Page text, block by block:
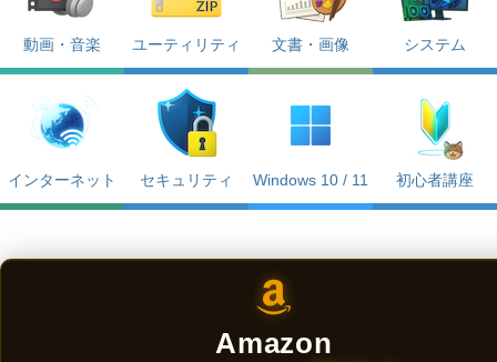
動画・音楽 ユーティリティ 文書・画像 システム
インターネット セキュリティ Windows 10 / 11 初心者講座
Amazon